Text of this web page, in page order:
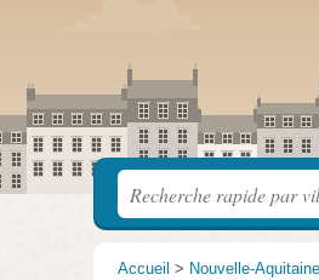
Accueil > Nouvelle-Aquitaine